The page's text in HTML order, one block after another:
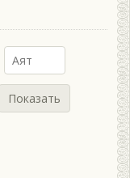
Показать